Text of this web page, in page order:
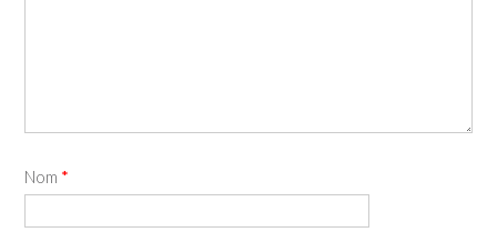
Nom *